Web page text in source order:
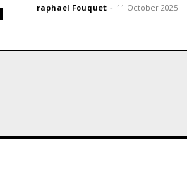
raphael Fouquet - 11 October 2025